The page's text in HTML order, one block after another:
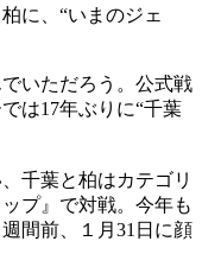
に、“いまのジェ
いただろう。公式戦
は17年ぶりに“千葉
千葉と柏はカテゴリ
プ』で対戦。今年も
間前、１月31日に顔